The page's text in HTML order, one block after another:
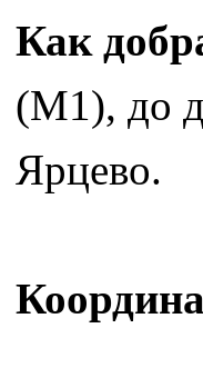
Как
(М1), до
Ярцево.